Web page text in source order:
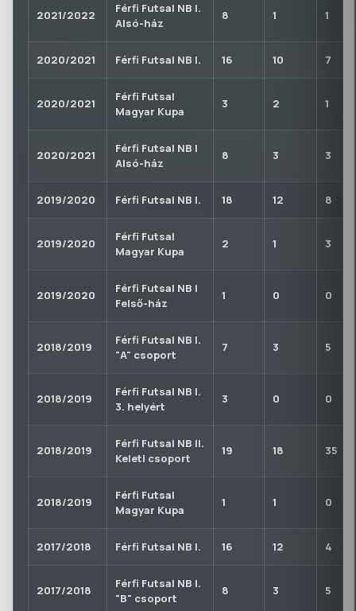
2021/2022
Férfi Futsal NB I.
Alsó-ház
8 1 1
2020/2021 Férfi Futsal NB I. 16 10 7
2020/2021
Férfi Futsal
Magyar Kupa
3 2 1
2020/2021
Férfi Futsal NB I
Alsó-ház
8 3 3
2019/2020 Férfi Futsal NB I. 18 12 8
2019/2020
Férfi Futsal
Magyar Kupa
2 1 3
2019/2020
Férfi Futsal NB I
Felső-ház
1 0 0
2018/2019
Férfi Futsal NB I.
"A" csoport
7 3 5
2018/2019
Férfi Futsal NB I.
3. helyért
3 0 0
2018/2019
Férfi Futsal NB II.
Keleti csoport
19 18 35
2018/2019
Férfi Futsal
Magyar Kupa
1 1 0
2017/2018 Férfi Futsal NB I. 16 12 4
2017/2018
Férfi Futsal NB I.
"B" csoport
8 3 5